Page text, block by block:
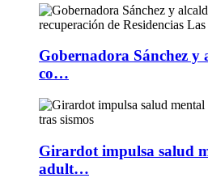
Gobernadora Sánchez y
co…
Girardot impulsa salud
adult…